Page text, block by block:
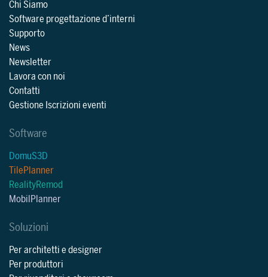
Chi Siamo
Software progettazione d’interni
Supporto
News
Newsletter
Lavora con noi
Contatti
Gestione Iscrizioni eventi
Software
DomuS3D
TilePlanner
RealityRemod
MobilPlanner
Soluzioni
Per architetti e designer
Per produttori